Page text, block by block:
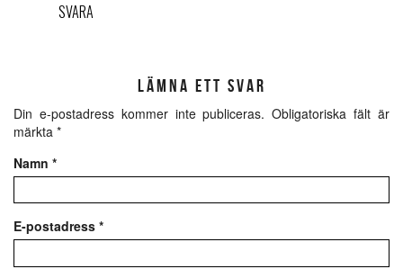
SVARA
LÄMNA ETT SVAR
Din e-postadress kommer inte publiceras. Obligatoriska fält är
märkta *
Namn *
E-postadress *